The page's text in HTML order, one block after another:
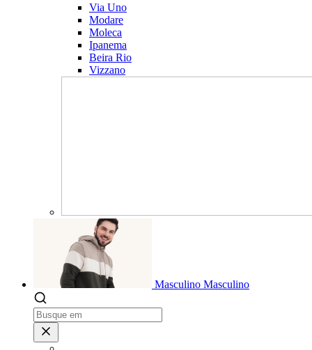
Via Uno
Modare
Moleca
Ipanema
Beira Rio
Vizzano
Masculino Masculino